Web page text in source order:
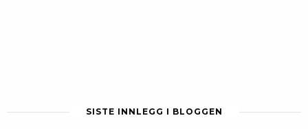
SISTE INNLEGG I BLOGGEN